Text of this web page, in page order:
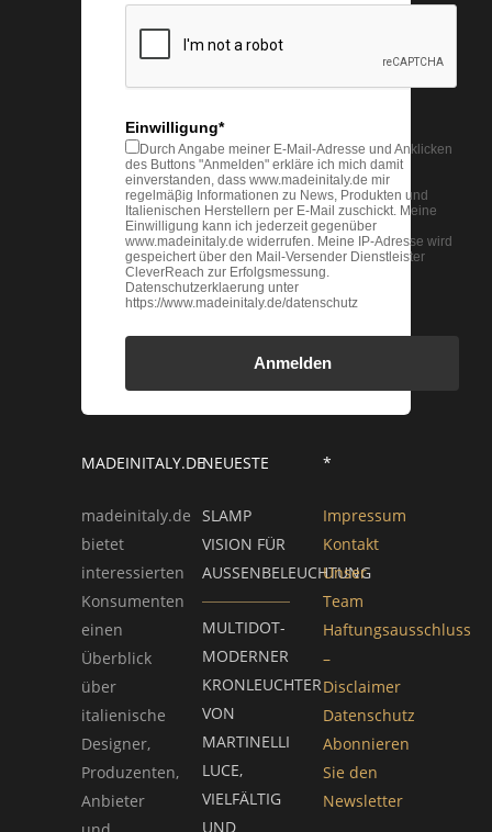
Einwilligung*
Durch Angabe meiner E-Mail-Adresse und Anklicken
des Buttons "Anmelden" erkläre ich mich damit
einverstanden, dass www.madeinitaly.de mir
regelmäβig Informationen zu News, Produkten und
Italienischen Herstellern per E-Mail zuschickt. Meine
Einwilligung kann ich jederzeit gegenüber
www.madeinitaly.de widerrufen. Meine IP-Adresse wird
gespeichert über den Mail-Versender Dienstleister
CleverReach zur Erfolgsmessung.
Datenschutzerklaerung unter
https://www.madeinitaly.de/datenschutz
Anmelden
MADEINITALY.DE
madeinitaly.de
bietet
interessierten
Konsumenten
einen
Überblick
über
italienische
Designer,
Produzenten,
Anbieter
NEUESTE
SLAMP
VISION FÜR
AUSSENBELEUCHTUNG
MULTIDOT-
MODERNER
KRONLEUCHTER
VON
MARTINELLI
LUCE,
VIELFÄLTIG
UND
*
Impressum
Kontakt
Unser
Team
Haftungsausschluss
–
Disclaimer
Datenschutz
Abonnieren
Sie den
Newsletter